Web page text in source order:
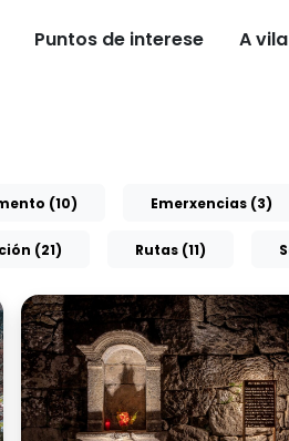
Puntos de interese A
(10) Emerxencias (3)
(21) Rutas (11)